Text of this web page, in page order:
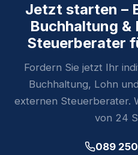
Jetzt starten –
Buchhaltung
Steuerberater
Fordern Sie jetzt Ihr
Buchhaltung, Lohn
externen Steuerberater.
von 24
089